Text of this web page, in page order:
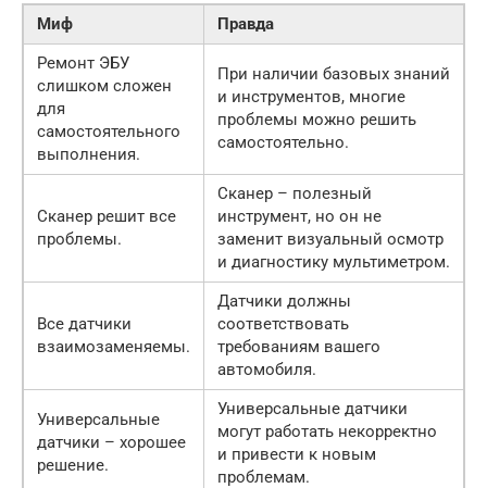
Миф
Правда
Ремонт ЭБУ
слишком сложен
для
самостоятельного
выполнения.
При наличии базовых знаний
и инструментов, многие
проблемы можно решить
самостоятельно.
Сканер решит все
проблемы.
Сканер – полезный
инструмент, но он не
заменит визуальный осмотр
и диагностику мультиметром.
Все датчики
взаимозаменяемы.
Датчики должны
соответствовать
требованиям вашего
автомобиля.
Универсальные
датчики – хорошее
решение.
Универсальные датчики
могут работать некорректно
и привести к новым
проблемам.